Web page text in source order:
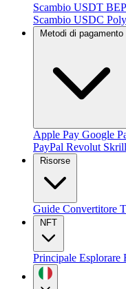
Scambio USDT
Scambio USDC
Metodi di pagamento
Apple Pay Google
PayPal Revolut Skrill
Risorse
Guide Convertitore
NFT
Principale Esplorare